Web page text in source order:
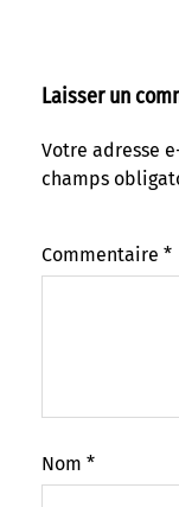
Laisser un
Votre adresse
champs
Commentaire *
Nom *